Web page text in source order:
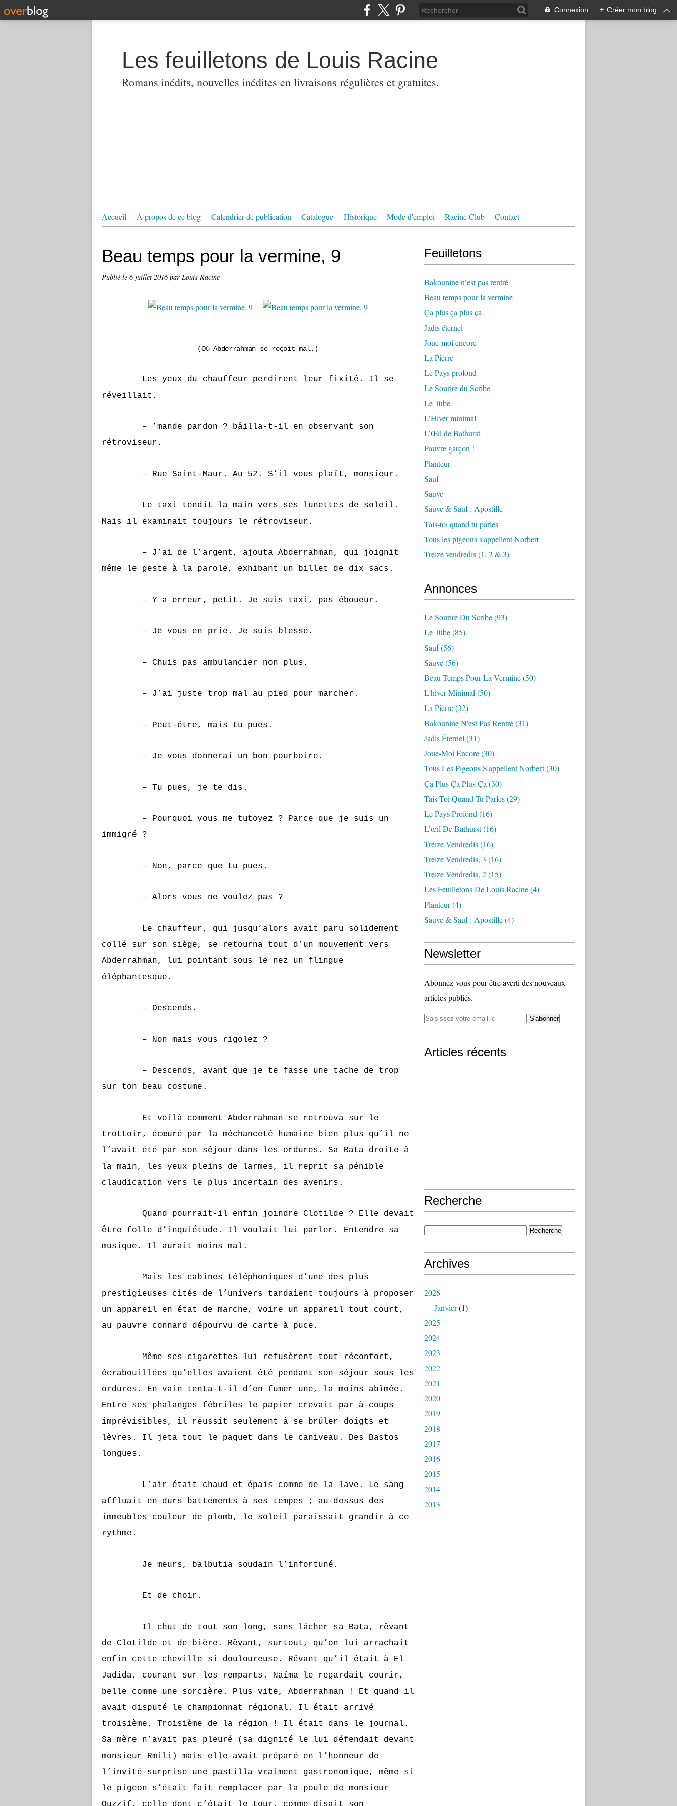
Connexion + Créer mon blog
Les feuilletons de Louis Racine
Romans inédits, nouvelles inédites en livraisons régulières et gratuites.
Accueil À propos de ce blog Calendrier de publication Catalogue Historique Mode d'emploi Racine Club Contact
Beau temps pour la vermine, 9
Publié le 6 juillet 2016par Louis Racine
(Où Abderrahman se reçoit mal.)
Les yeux du chauffeur perdirent leur fixité. Il se
réveillait.
– ’mande pardon ? bâilla-t-il en observant son
rétroviseur.
– Rue Saint-Maur. Au 52. S’il vous plaît, monsieur.
Le taxi tendit la main vers ses lunettes de soleil.
Mais il examinait toujours le rétroviseur.
– J’ai de l’argent, ajouta Abderrahman, qui joignit
même le geste à la parole, exhibant un billet de dix sacs.
– Y a erreur, petit. Je suis taxi, pas éboueur.
– Je vous en prie. Je suis blessé.
– Chuis pas ambulancier non plus.
– J’ai juste trop mal au pied pour marcher.
– Peut-être, mais tu pues.
– Je vous donnerai un bon pourboire.
– Tu pues, je te dis.
– Pourquoi vous me tutoyez ? Parce que je suis un
immigré ?
– Non, parce que tu pues.
– Alors vous ne voulez pas ?
Le chauffeur, qui jusqu’alors avait paru solidement
collé sur son siège, se retourna tout d’un mouvement vers
Abderrahman, lui pointant sous le nez un flingue
éléphantesque.
– Descends.
– Non mais vous rigolez ?
– Descends, avant que je te fasse une tache de trop
sur ton beau costume.
Et voilà comment Abderrahman se retrouva sur le
trottoir, écœuré par la méchanceté humaine bien plus qu’il ne
l’avait été par son séjour dans les ordures. Sa Bata droite à
la main, les yeux pleins de larmes, il reprit sa pénible
claudication vers le plus incertain des avenirs.
Quand pourrait-il enfin joindre Clotilde ? Elle devait
être folle d’inquiétude. Il voulait lui parler. Entendre sa
musique. Il aurait moins mal.
Mais les cabines téléphoniques d’une des plus
prestigieuses cités de l’univers tardaient toujours à proposer
un appareil en état de marche, voire un appareil tout court,
au pauvre connard dépourvu de carte à puce.
Même ses cigarettes lui refusèrent tout réconfort,
écrabouillées qu’elles avaient été pendant son séjour sous les
ordures. En vain tenta-t-il d’en fumer une, la moins abîmée.
Entre ses phalanges fébriles le papier crevait par à-coups
imprévisibles, il réussit seulement à se brûler doigts et
lèvres. Il jeta tout le paquet dans le caniveau. Des Bastos
longues.
L’air était chaud et épais comme de la lave. Le sang
affluait en durs battements à ses tempes ; au-dessus des
immeubles couleur de plomb, le soleil paraissait grandir à ce
rythme.
Je meurs, balbutia soudain l’infortuné.
Et de choir.
Il chut de tout son long, sans lâcher sa Bata, rêvant
de Clotilde et de bière. Rêvant, surtout, qu’on lui arrachait
enfin cette cheville si douloureuse. Rêvant qu’il était à El
Jadida, courant sur les remparts. Naïma le regardait courir,
belle comme une sorcière. Plus vite, Abderrahman ! Et quand il
avait disputé le championnat régional. Il était arrivé
troisième. Troisième de la région ! Il était dans le journal.
Sa mère n’avait pas pleuré (sa dignité le lui défendait devant
monsieur Rmili) mais elle avait préparé en l’honneur de
l’invité surprise une pastilla vraiment gastronomique, même si
le pigeon s’était fait remplacer par la poule de monsieur
Feuilletons
Bakounine n’est pas rentré
Beau temps pour la vermine
Ça plus ça plus ça
Jadis éternel
Joue-moi encore
La Pierre
Le Pays profond
Le Sourire du Scribe
Le Tube
L’Hiver minimal
L’Œil de Bathurst
Pauvre garçon !
Planteur
Sauf
Sauve
Sauve & Sauf : Apostille
Tais-toi quand tu parles
Tous les pigeons s'appellent Norbert
Treize vendredis (1, 2 & 3)
Annonces
Le Sourire Du Scribe(93)
Le Tube(85)
Sauf(56)
Sauve(56)
Beau Temps Pour La Vermine(50)
L'hiver Minimal (50)
La Pierre(32)
Bakounine N'est Pas Rentré(31)
Jadis Éternel (31)
Joue-Moi Encore(30)
Tous Les Pigeons S'appellent Norbert(30)
Ça Plus Ça Plus Ça (30)
Tais-Toi Quand Tu Parles(29)
Le Pays Profond (16)
L’œil De Bathurst(16)
Treize Vendredis(16)
Treize Vendredis, 3 (16)
Treize Vendredis, 2(15)
Les Feuilletons De Louis Racine(4)
Planteur(4)
Sauve & Sauf : Apostille(4)
Newsletter
Abonnez-vous pour être averti des nouveaux
articles publiés.
Articles récents
Recherche
Archives
2026
Janvier(1)
2025
2024
2023
2022
2021
2020
2019
2018
2017
2016
2015
2014
2013